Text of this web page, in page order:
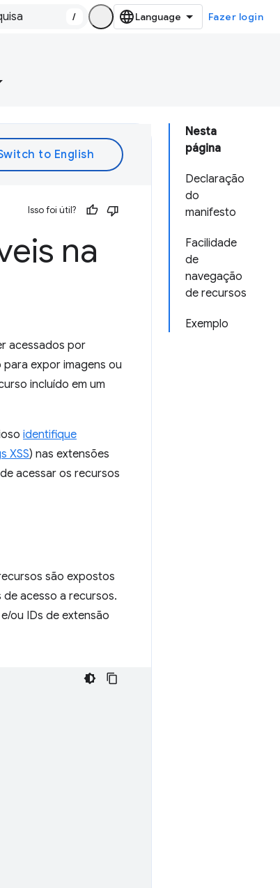
/ Fazer login
Nesta
página
Declaração
do
manifesto
Facilidade
de
navegação
de recursos
Exemplo
Isso foi útil?
na
acessados por
expor imagens ou
incluído em um
identifique
XSS) nas extensões
acessar os recursos
são expostos
acesso a recursos.
ou IDs de extensão